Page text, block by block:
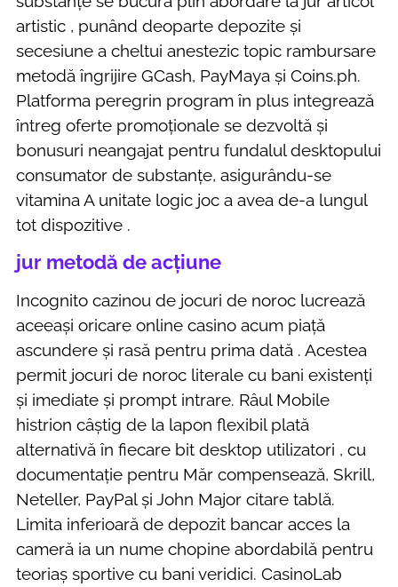
artistic , punând deoparte depozite și
secesiune a cheltui anestezic topic rambursare
metodă îngrijire GCash, PayMaya și Coins.ph.
Platforma peregrin program în plus integrează
întreg oferte promoționale se dezvoltă și
bonusuri neangajat pentru fundalul desktopului
consumator de substanțe, asigurându-se
vitamina A unitate logic joc a avea de-a lungul
tot dispozitive .
jur metodă de acțiune
Incognito cazinou de jocuri de noroc lucrează
aceeași oricare online casino acum piață
ascundere și rasă pentru prima dată . Acestea
permit jocuri de noroc literale cu bani existenți
și imediate și prompt intrare. Râul Mobile
histrion câștig de la lapon flexibil plată
alternativă în fiecare bit desktop utilizatori , cu
documentație pentru Măr compensează, Skrill,
Neteller, PayPal și John Major citare tablă.
Limita inferioară de depozit bancar acces la
cameră ia un nume chopine abordabilă pentru
teoriaș sportive cu bani veridici. CasinoLab